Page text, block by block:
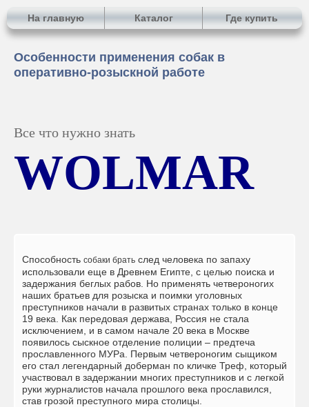
На главную Каталог Где купить
Особенности применения собак в
оперативно-розыскной работе
Все что нужно знать
WOLMAR
Способность собаки брать след человека по запаху
использовали еще в Древнем Египте, с целью поиска и
задержания беглых рабов. Но применять четвероногих
наших братьев для розыска и поимки уголовных
преступников начали в развитых странах только в конце
19 века. Как передовая держава, Россия не стала
исключением, и в самом начале 20 века в Москве
появилось сыскное отделение полиции – предтеча
прославленного МУРа. Первым четвероногим сыщиком
его стал легендарный доберман по кличке Треф, который
участвовал в задержании многих преступников и с легкой
руки журналистов начала прошлого века прославился,
став грозой преступного мира столицы.